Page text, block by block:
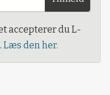
accepterer du L-
Læs den her.